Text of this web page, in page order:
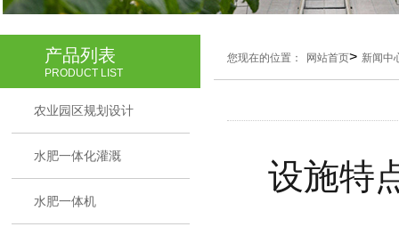
产品列表
PRODUCT LIST
农业园区规划设计
水肥一体化灌溉
水肥一体机
您现在的位置： 网站首页> 新闻中
设施特